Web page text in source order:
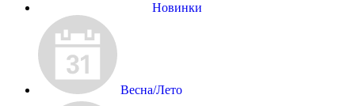
Новинки
Весна/Лето